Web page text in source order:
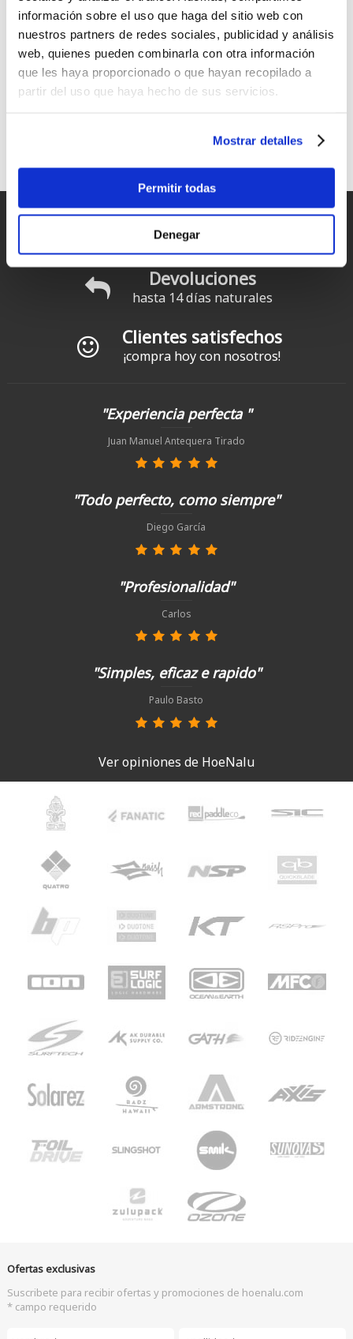
información sobre el uso que haga del sitio web con
nuestros partners de redes sociales, publicidad y análisis
web, quienes pueden combinarla con otra información
que les haya proporcionado o que hayan recopilado a
partir del uso que haya hecho de sus servicios.
Mostrar detalles
Permitir todas
Denegar
Duotone Flow
Desde:
€1599.00
Desde:
€ 1699.00
siguiente › última »
Entregas rápidas
para España y Portugal
Devoluciones
hasta 14 días naturales
Clientes satisfechos
¡compra hoy con nosotros!
"Experiencia perfecta "
Juan Manuel Antequera Tirado
"Todo perfecto, como siempre"
Diego García
"Profesionalidad"
Carlos
"Simples, eficaz e rapido"
Paulo Basto
Ver opiniones de HoeNalu
Ofertas exclusivas
Suscribete para recibir ofertas y promociones de hoenalu.com
* campo requerido